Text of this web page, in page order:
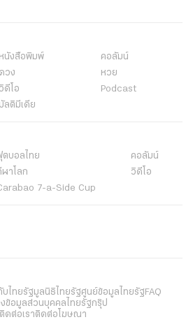
หนังสือพิมพ์
คอลัมน์
ดวง
หวย
วิดีโอ
Podcast
มัลติมีเดีย
ตบอลไทย
คอลัมน์
ฬาโลก
วิดีโอ
7-a-Side Cup
บไทยรัฐมูลนิธิไทยรัฐศูนย์ข้อมูลไทยรัฐFAQ
ข้อมูลส่วนบุคคลไทยรัฐกรุ๊ป
ติดต่อเราติดต่อโฆษณา